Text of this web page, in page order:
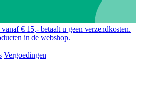
€ 15,- betaalt u geen verzendkosten.
in de webshop.
Vergoedingen